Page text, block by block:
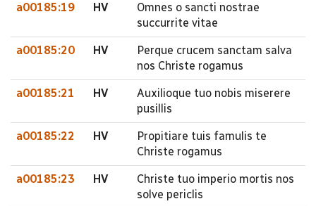
a00185:19 HV
Omnes o sancti nostrae
succurrite vitae
a00185:20 HV
Perque crucem sanctam salva
nos Christe rogamus
a00185:21 HV
Auxilioque tuo nobis miserere
pusillis
a00185:22 HV
Propitiare tuis famulis te
Christe rogamus
a00185:23 HV
Christe tuo imperio mortis nos
solve periclis